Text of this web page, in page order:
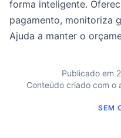
forma inteligente.
pagamento, monitoriza
Ajuda a manter o
Publicado em
Conteúdo criado com o
SEM